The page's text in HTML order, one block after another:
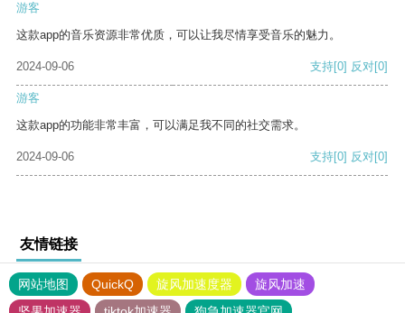
游客
这款app的音乐资源非常优质，可以让我尽情享受音乐的魅力。
2024-09-06 支持[0] 反对[0]
游客
这款app的功能非常丰富，可以满足我不同的社交需求。
2024-09-06 支持[0] 反对[0]
友情链接
网站地图 QuickQ 旋风加速度器
旋风加速